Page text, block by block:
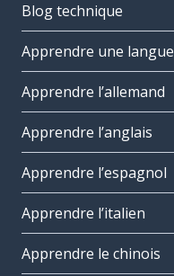
Blog technique
Apprendre une langue
Apprendre l’allemand
Apprendre l’anglais
Apprendre l’espagnol
Apprendre l’italien
Apprendre le chinois